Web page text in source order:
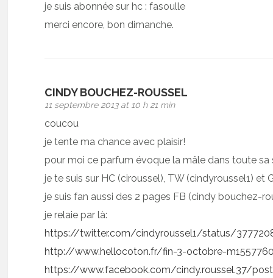
je suis abonnée sur hc : fasoulle
merci encore, bon dimanche.
CINDY BOUCHEZ-ROUSSEL
11 septembre 2013 at 10 h 21 min
coucou
je tente ma chance avec plaisir!
pour moi ce parfum évoque la mâle dans toute
je te suis sur HC (ciroussel), TW (cindyroussel1) et
je suis fan aussi des 2 pages FB (cindy bouchez-
je relaie par là:
https://twitter.com/cindyroussel1/status/
http://www.hellocoton.fr/fin-3-octobre-
https://www.facebook.com/cindy.roussel.37/